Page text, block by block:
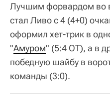
Лучшим форвардом во
стал Ливо с 4 (4+0)
оформил хет-трик в
"Амуром" (5:4 ОТ), а в
победную шайбу в
команды (3:0).